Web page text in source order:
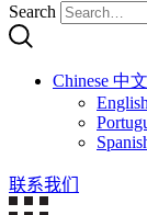
Search
Chinese 中文
联系我们